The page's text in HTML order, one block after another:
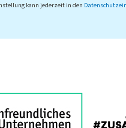
kann jederzeit in den